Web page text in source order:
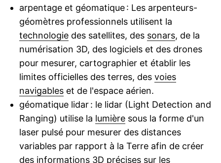
arpentage et géomatique : Les arpenteurs-
géomètres professionnels utilisent la
technologiedes satellites, des sonars, de la
numérisation 3D, des logiciels et des drones
pour mesurer, cartographier et établir les
limites officielles des terres, des voies
navigableset de l'espace aérien.
géomatique lidar : le lidar (Light Detection and
Ranging) utilise la lumièresous la forme d'un
laser pulsé pour mesurer des distances
variables par rapport à la Terre afin de créer
des informations 3D précises sur les